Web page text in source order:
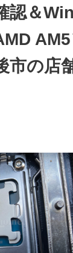
認＆
市の店